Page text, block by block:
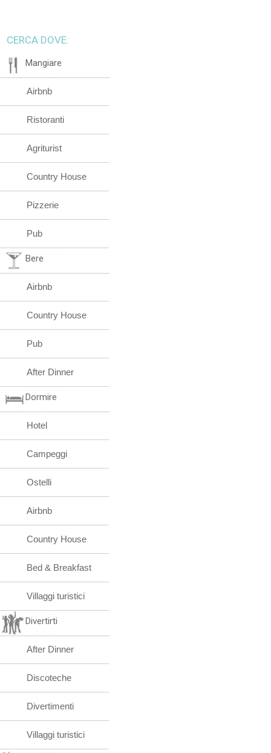
CERCA DOVE:
Mangiare
Airbnb
Ristoranti
Agriturist
Country House
Pizzerie
Pub
Bere
Airbnb
Country House
Pub
After Dinner
Dormire
Hotel
Campeggi
Ostelli
Airbnb
Country House
Bed & Breakfast
Villaggi turistici
Divertirti
After Dinner
Discoteche
Divertimenti
Villaggi turistici